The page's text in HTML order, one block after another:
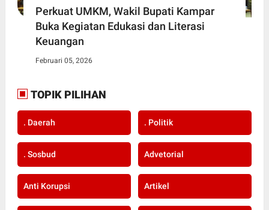
Perkuat UMKM, Wakil Bupati Kampar
Buka Kegiatan Edukasi dan Literasi
Keuangan
Februari 05, 2026
TOPIK PILIHAN
. Daerah . Politik
. Sosbud Advetorial
Anti Korupsi Artikel